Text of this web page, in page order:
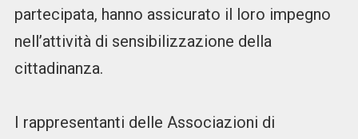
partecipata, hanno assicurato il loro impegno
nell’attività di sensibilizzazione della
cittadinanza.
I rappresentanti delle Associazioni di